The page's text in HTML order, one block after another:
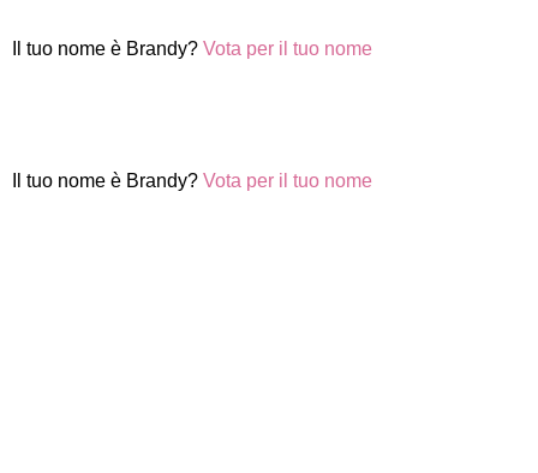
Il tuo nome è Brandy? Vota per il tuo nome
Il tuo nome è Brandy? Vota per il tuo nome